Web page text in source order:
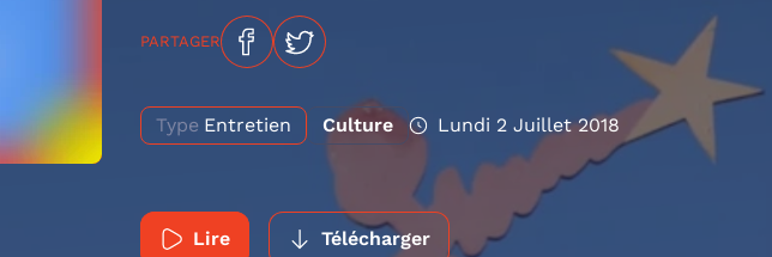
PARTAGER
Type Entretien Culture Lundi 2 Juillet 2018
Lire Télécharger